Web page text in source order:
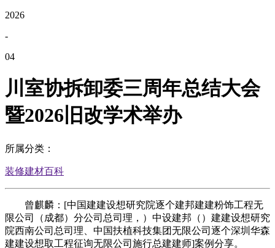
2026
-
04
川室协拆卸委三周年总结大会
暨2026旧改学术举办
所属分类：
装修建材百科
曾麒麟：[中国建建设想研究院逐个建邦建建粉饰工程无
限公司（成都）分公司总司理，）中设建邦（）建建设想研究
院西南公司总司理、中国扶植科技集团无限公司逐个深圳华森
建建设想取工程征询无限公司施行总建建师]案例分享。